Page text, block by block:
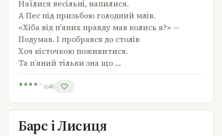
Наїлися весільні, напилися.
А Пес під призьбою голодний млів.
«Хіба від п’яних правду мав колись я?» —
Подумав. І пробрався до столів
Хоч кісточкою поживитися.
Та п’яний тільки зна що …
★★★★ ★ 46
Барс і Лисиця
Барс і Лисиця